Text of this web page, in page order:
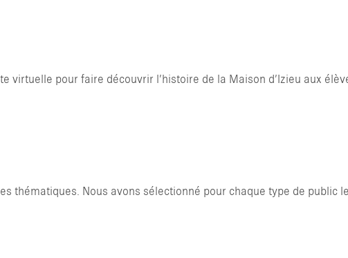
virtuelle pour faire découvrir l’histoire de la Maison d’Izieu aux
thématiques. Nous avons sélectionné pour chaque type de public